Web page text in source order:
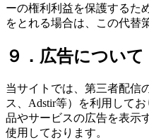
ーの権利利益を保護するた
をとれる場合は、この代替
９．広告について
当サイトでは、第三者配信
ス、Adstir等）を利用して
品やサービスの広告を表示
使用しております。